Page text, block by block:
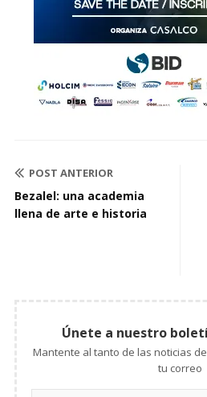
POST ANTERIOR
Bezalel: una academia
llena de arte e historia
Únete a nuestro
Mantente al tanto de las noticias de la
tu correo